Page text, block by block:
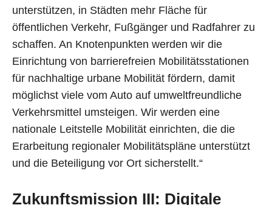
unterstützen, in Städten mehr Fläche für
öffentlichen Verkehr, Fußgänger und Radfahrer zu
schaffen. An Knotenpunkten werden wir die
Einrichtung von barrierefreien Mobilitätsstationen
für nachhaltige urbane Mobilität fördern, damit
möglichst viele vom Auto auf umweltfreundliche
Verkehrsmittel umsteigen. Wir werden eine
nationale Leitstelle Mobilität einrichten, die die
Erarbeitung regionaler Mobilitätspläne unterstützt
und die Beteiligung vor Ort sicherstellt.“
Zukunftsmission III: Digitale